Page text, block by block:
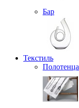
Бар
Текстиль
Полотенца